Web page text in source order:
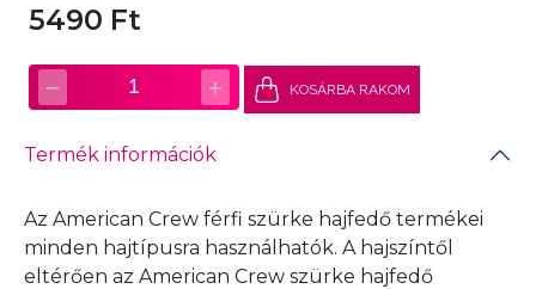
5490 Ft
− 1 + KOSÁRBA RAKOM
Termék információk
Az American Crew férfi szürke hajfedő termékei
minden hajtípusra használhatók. A hajszíntől
eltérően az American Crew szürke hajfedő